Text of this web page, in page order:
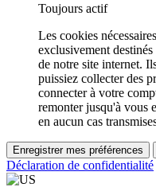
Toujours actif
Les cookies
exclusivement
de notre site internet.
puissiez collecter des
connecter à votre
remonter jusqu'à vous
en aucun cas
Enregistrer mes préférences
Déclaration de confidentialité